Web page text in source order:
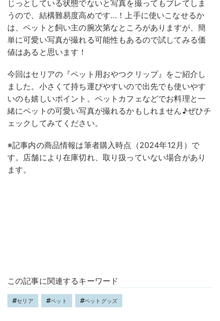
じっとしている状態でないと写真を撮ってもブレてしま
うので、結構難易度高めです…！上手に使いこなせるか
は、ペットと飼い主の腕次第なところがありますが、簡
単に可愛い写真が撮れる可能性もあるので試してみる価
値はあると思います！
今回はセリアの『ペット用おやつクリップ』をご紹介し
ました。小さくて持ち運びやすいので出先でも使いやす
いのも嬉しいポイント。ペットカフェなどでお料理と一
緒にペットの可愛い写真が撮れるかもしれません♪ぜひチ
ェックしてみてください。
※記事内の商品情報は筆者購入時点（2024年12月）で
す。店舗により在庫切れ、取り扱っていない場合があり
ます。
この記事に関連するキーワード
セリア ペット ペットグッズ